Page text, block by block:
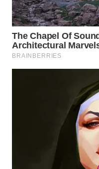
WN
BEKASI
WN
BOGOR